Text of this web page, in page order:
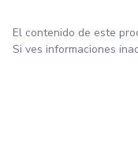
El contenido de este
Si ves informaciones